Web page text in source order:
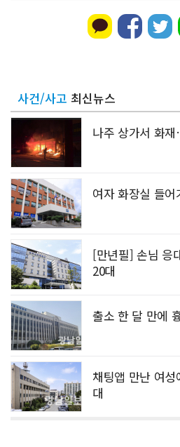
사건/사고 최신뉴스
나주 상가서 화
여자 화장실 들
[만년필] 손님 응
20대
출소 한 달 만에
채팅앱 만난 여성
대